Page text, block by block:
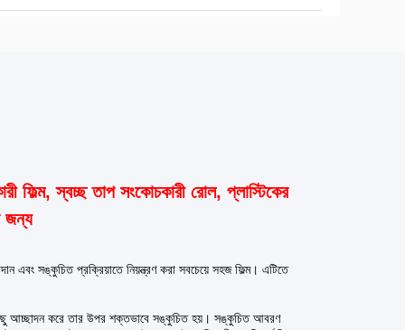
স্বচ্ছ তাপ সংকোচকারী রোল, প্লাস্টিকের
জন্য
এবং সঙ্কুচিত প্রক্রিয়াতে নিয়ন্ত্রণ করা সবচেয়ে সহজ ফিল্ম। এটিতে
আচ্ছাদন করে তার উপর শক্তভাবে সঙ্কুচিত হয়। সঙ্কুচিত আবরণ